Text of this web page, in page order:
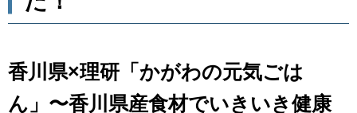
香川県×理研「かがわの元気ごは
ん」〜香川県産食材でいきいき健康